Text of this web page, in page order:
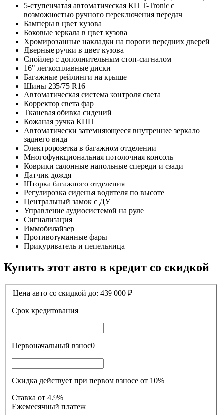
5-ступенчатая автоматическая КП T-Tronic с
возможностью ручного переключения передач
Бамперы в цвет кузова
Боковые зеркала в цвет кузова
Хромированные накладки на пороги передних дверей
Дверные ручки в цвет кузова
Спойлер с дополнительным стоп-сигналом
16" легкосплавные диски
Багажные рейлинги на крыше
Шины 235/75 R16
Автоматическая система контроля света
Корректор света фар
Тканевая обивка сидений
Кожаная ручка КПП
Автоматически затемняющееся внутреннее зеркало
заднего вида
Электророзетка в багажном отделении
Многофункциональная потолочная консоль
Коврики салонные напольные спереди и сзади
Датчик дождя
Шторка багажного отделения
Регулировка сиденья водителя по высоте
Центральный замок с ДУ
Управление аудиосистемой на руле
Сигнализация
Иммобилайзер
Противотуманные фары
Прикуриватель и пепельница
Купить этот авто в кредит со скидкой
Цена авто со скидкой до: 439 000 ₽
Срок кредитования
Первоначальный взнос0
Скидка действует при первом взносе от 10%
Ставка
от 4.9%
Ежемесячный платеж